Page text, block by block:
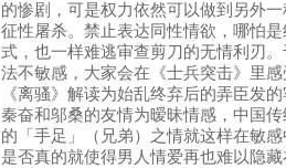
的惨剧，可是权力依然可以做到另外
征性屠杀。禁止表达同性情欲，哪怕
式，也一样难逃审查剪刀的无情利刃
法不敏感，大家会在《士兵突击》里
《离骚》解读为始乱终弃后的弄臣发
秦奋和邬桑的友情为暧昧情感，中国
的「手足」（兄弟）之情就这样在敏
是否真的就使得男人情爱再也难以隐